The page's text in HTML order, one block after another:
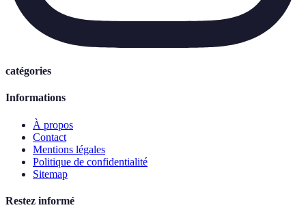
catégories
Informations
À propos
Contact
Mentions légales
Politique de confidentialité
Sitemap
Restez informé